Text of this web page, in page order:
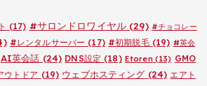
(17) #サロンドロワイヤル(29) #チョコレー
#レンタルサーバー (17) #初期脱毛(19) #英会
AI英会話 (24) DNS設定 (18) Etoren(13) GMO
ウトドア (19) ウェブホスティング (24) エアト